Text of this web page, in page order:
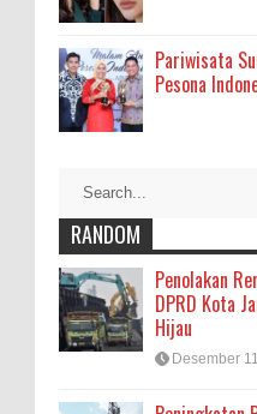
Pariwisata
Pesona
RANDOM
Penolakan
DPRD Kota
Hijau
Desember